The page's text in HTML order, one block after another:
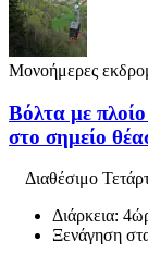
Μονοήμερες
Βόλτα με
στο σημείο
Διαθέσιμο
Διάρκεια:
Ξενάγηση